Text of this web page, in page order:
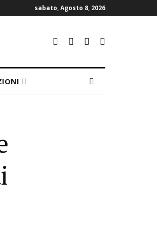
sabato, Agosto 8, 2026